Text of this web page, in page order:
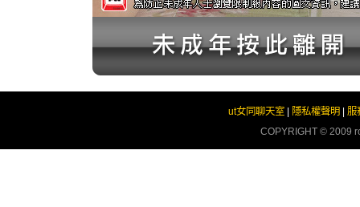
ut女同聊天室 隱私權聲明
服
COPYRIGHT © 2009